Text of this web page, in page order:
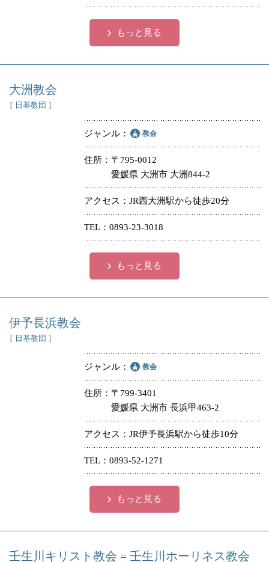
もっと見る
大洲教会
［ 日基教団 ］
ジャンル 教会
住所
〒795-0012
愛媛県 大洲市 大洲844-2
アクセス JR西大洲駅から徒歩20分
TEL 0893-23-3018
もっと見る
伊予長浜教会
［ 日基教団 ］
ジャンル 教会
住所
〒799-3401
愛媛県 大洲市 長浜甲463-2
アクセス JR伊予長浜駅から徒歩10分
TEL 0893-52-1271
もっと見る
壬生川キリスト教会 = 壬生川ホーリネス教会